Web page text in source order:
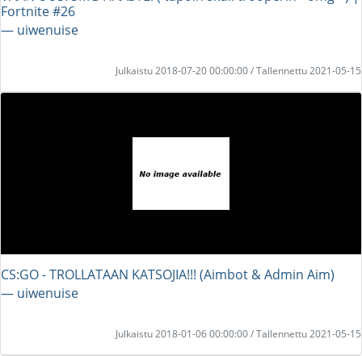
Fortnite #26
― uiwenuise
Julkaistu 2018-07-20 00:00:00 / Tallennettu 2021-05-15
CS:GO - TROLLATAAN KATSOJIA!!! (Aimbot & Admin Aim)
― uiwenuise
Julkaistu 2018-01-06 00:00:00 / Tallennettu 2021-05-15